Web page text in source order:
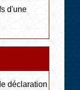
d'une
déclaration